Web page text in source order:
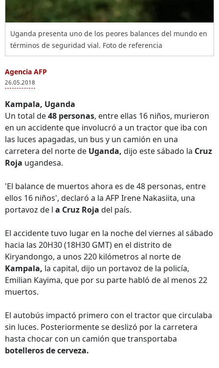
Uganda presenta uno de los peores balances del mundo en
términos de seguridad vial. Foto de referencia
Agencia AFP
26.05.2018
Kampala, Uganda
Un total de48 personas, entre ellas 16 niños, murieron
en un accidente que involucró a un tractor que iba con
las luces apagadas, un bus y un camión en una
carretera del norte de Uganda, dijo este sábado la Cruz
Roja ugandesa.
'El balance de muertos ahora es de 48 personas, entre
ellos 16 niños', declaró a la AFP Irene Nakasiita, una
portavoz de l a Cruz Roja del país.
El accidente tuvo lugar en la noche del viernes al sábado
hacia las 20H30 (18H30 GMT) en el distrito de
Kiryandongo, a unos 220 kilómetros al norte de
Kampala, la capital, dijo un portavoz de la policía,
Emilian Kayima, que por su parte habló de al menos 22
muertos.
El autobús impactó primero con el tractor que circulaba
sin luces. Posteriormente se deslizó por la carretera
hasta chocar con un camión que transportaba
botelleros de cerveza.